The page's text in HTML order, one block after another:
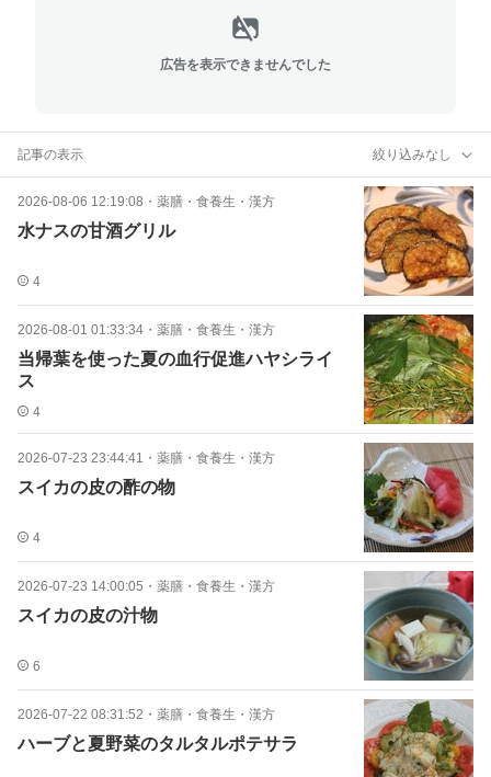
広告を表示できませんでした
記事の表示 絞り込みなし
2026-08-06 12:19:08 ・ 薬膳・食養生・漢方
水ナスの甘酒グリル
4
2026-08-01 01:33:34 ・ 薬膳・食養生・漢方
当帰葉を使った夏の血行促進ハヤシライ
ス
4
2026-07-23 23:44:41 ・ 薬膳・食養生・漢方
スイカの皮の酢の物
4
2026-07-23 14:00:05 ・ 薬膳・食養生・漢方
スイカの皮の汁物
6
2026-07-22 08:31:52 ・ 薬膳・食養生・漢方
ハーブと夏野菜のタルタルポテサラ